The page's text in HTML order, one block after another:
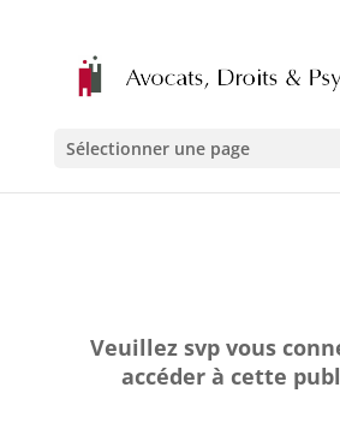
Sélectionner une page
Veuillez svp vous
accéder à cette